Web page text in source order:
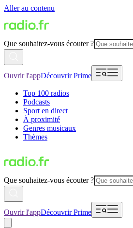
Aller au contenu
Que souhaitez-vous écouter ?
Ouvrir l'appDécouvrir Prime
Top 100 radios
Podcasts
Sport en direct
À proximité
Genres musicaux
Thèmes
Que souhaitez-vous écouter ?
Ouvrir l'appDécouvrir Prime